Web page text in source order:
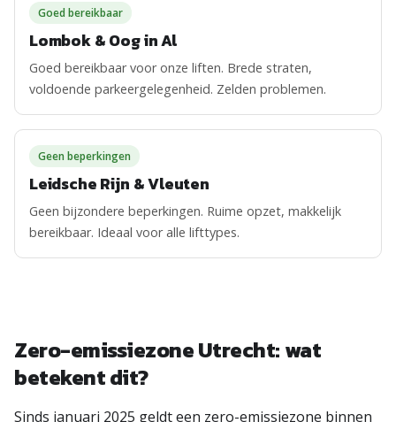
Goed bereikbaar
Lombok & Oog in Al
Goed bereikbaar voor onze liften. Brede straten,
voldoende parkeergelegenheid. Zelden problemen.
Geen beperkingen
Leidsche Rijn & Vleuten
Geen bijzondere beperkingen. Ruime opzet, makkelijk
bereikbaar. Ideaal voor alle lifttypes.
Zero-emissiezone Utrecht: wat
betekent dit?
Sinds januari 2025 geldt een zero-emissiezone binnen